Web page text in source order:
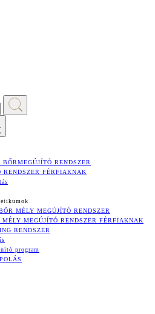
RENDSZER
RENDSZER FÉRFIAKNAK
MÉLY MEGÚJÍTÓ RENDSZER
MEGÚJÍTÓ RENDSZER FÉRFIAKNAK
RENDSZER
program